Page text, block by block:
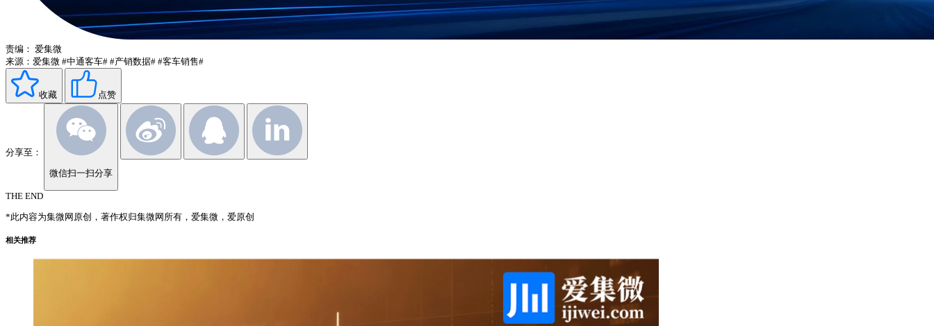
责编： 爱集微
来源：爱集微 #中通客车# #产销数据# #客车销售#
收藏 点赞
分享至：
微信扫一扫分享
THE END
*此内容为集微网原创，著作权归集微网所有，爱集微，爱原创
相关推荐